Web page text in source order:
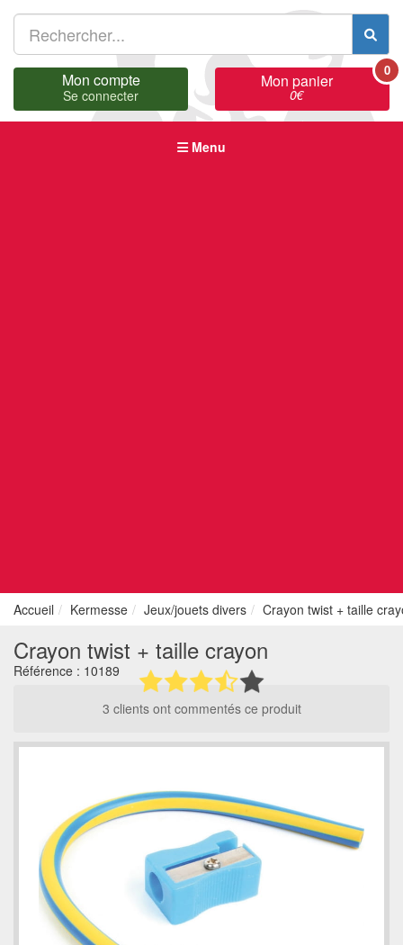
Mon compte
Se connecter
Mon panier
0€
0
Menu
Accueil Kermesse Jeux/jouets divers Crayon twist + taille
Crayon twist + taille crayon
Référence : 10189
3 clients ont commentés ce produit